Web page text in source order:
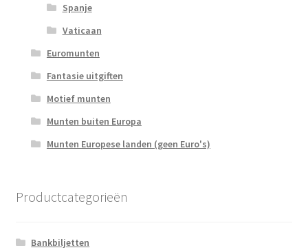
Spanje
Vaticaan
Euromunten
Fantasie uitgiften
Motief munten
Munten buiten Europa
Munten Europese landen (geen Euro's)
Productcategorieën
Bankbiljetten